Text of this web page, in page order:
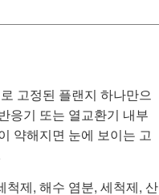
고정된 플랜지 하나만으
응기 또는 열교환기 내부
약해지면 눈에 보이는 고
제, 해수 염분, 세척제, 산